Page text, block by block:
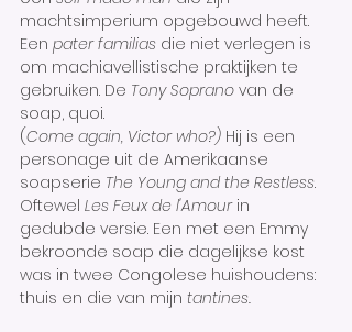
machtsimperium opgebouwd heeft.
Een pater familias die niet verlegen is
om machiavellistische praktijken te
gebruiken. De Tony Soprano van de
soap, quoi.
(Come again, Victor who?) Hij is een
personage uit de Amerikaanse
soapserie The Young and the Restless.
Oftewel Les Feux de l'Amour in
gedubde versie. Een met een Emmy
bekroonde soap die dagelijkse kost
was in twee Congolese huishoudens:
thuis en die van mijn tantines.